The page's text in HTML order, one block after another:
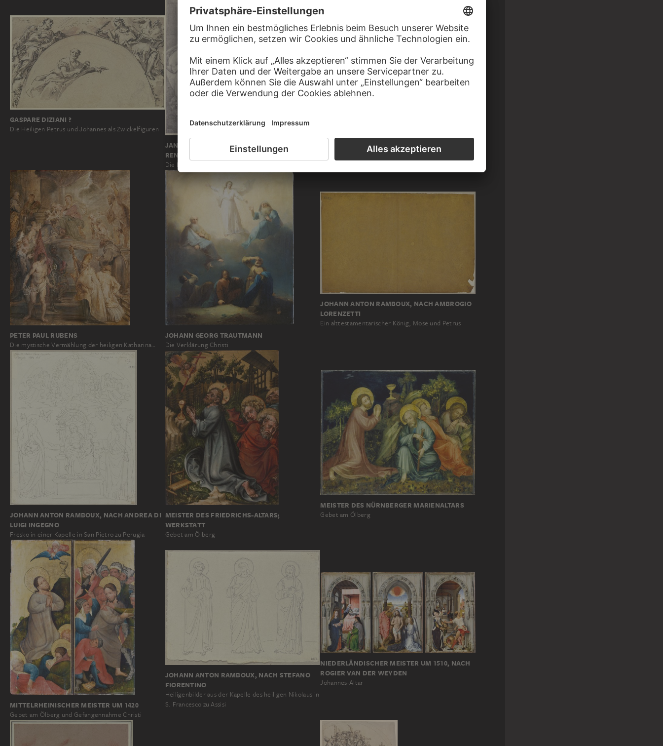
GASPARE DIZIANI ?
Die Heiligen Petrus und Johannes als Zwickelfiguren
JAN FREDERIK SCHIERECKE, NACH GUIDO
RENI
Die Heiligen Petrus und Paulus
Die Köpfe der Heiligen Petrus und Franz von Assisi…
PETER PAUL RUBENS
Die mystische Vermählung der heiligen Katharina…
JOHANN GEORG TRAUTMANN
Die Verklärung Christi
JOHANN ANTON RAMBOUX, NACH AMBROGIO
LORENZETTI
Ein alttestamentarischer König, Mose und Petrus
JOHANN ANTON RAMBOUX, NACH ANDREA DI
LUIGI INGEGNO
Fresko in einer Kapelle in San Pietro zu Perugia
MEISTER DES FRIEDRICHS-ALTARS;
WERKSTATT
Gebet am Ölberg
MEISTER DES NÜRNBERGER MARIENALTARS
Gebet am Ölberg
MITTELRHEINISCHER MEISTER UM 1420
Gebet am Ölberg und Gefangennahme Christi
JOHANN ANTON RAMBOUX, NACH STEFANO
FIORENTINO
Heiligenbilder aus der Kapelle des heiligen Nikolaus in
S. Francesco zu Assisi
NIEDERLÄNDISCHER MEISTER UM 1510, NACH
ROGIER VAN DER WEYDEN
Johannes-Altar